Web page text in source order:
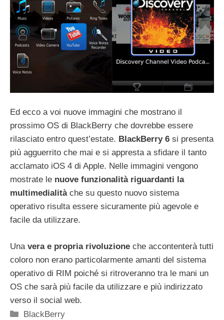
Ed ecco a voi nuove immagini che mostrano il
prossimo OS di BlackBerry che dovrebbe essere
rilasciato entro quest’estate. BlackBerry 6 si presenta
più agguerrito che mai e si appresta a sfidare il tanto
acclamato iOS 4 di Apple. Nelle immagini vengono
mostrate le nuove funzionalità riguardanti la
multimedialitàche su questo nuovo sistema
operativo risulta essere sicuramente più agevole e
facile da utilizzare.
Una vera e propria rivoluzione che accontenterà tutti
coloro non erano particolarmente amanti del sistema
operativo di RIM poiché si ritroveranno tra le mani un
OS che sarà più facile da utilizzare e più indirizzato
verso il social web.
Categorie
BlackBerry